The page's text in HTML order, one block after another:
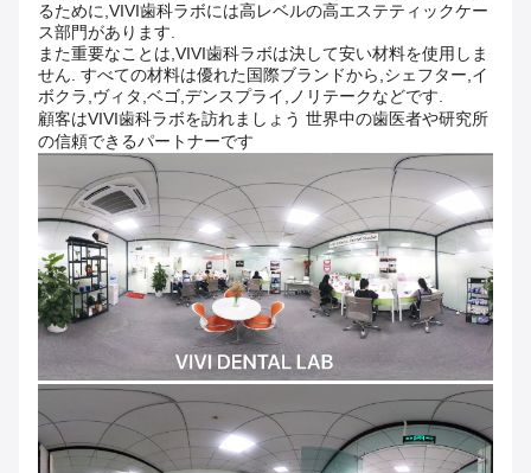
るために,VIVI歯科ラボには高レベルの高エステティックケー
ス部門があります.
また重要なことは,VIVI歯科ラボは決して安い材料を使用しま
せん. すべての材料は優れた国際ブランドから,シェフター,イ
ボクラ,ヴィタ,ベゴ,デンスプライ,ノリテークなどです.
顧客はVIVI歯科ラボを訪れましょう 世界中の歯医者や研究所
の信頼できるパートナーです